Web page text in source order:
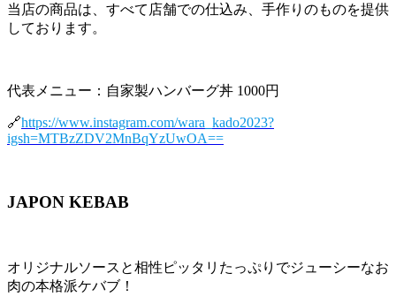
当店の商品は、すべて店舗での仕込み、手作りのものを提供
しております。
代表メニュー：自家製ハンバーグ丼 1000円
🔗https://www.instagram.com/wara_kado2023?
igsh=MTBzZDV2MnBqYzUwOA==
JAPON KEBAB
オリジナルソースと相性ピッタリたっぷりでジューシーなお
肉の本格派ケバブ！